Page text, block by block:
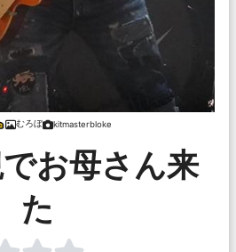
むろぼ kitmasterbloke
お母さん来
た